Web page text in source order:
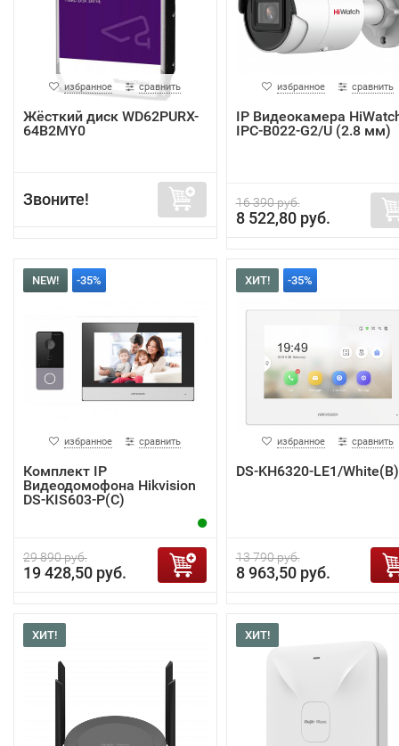
избранное сравнить
Жёсткий диск WD62PURX-
64B2MY0
Звоните!
избранное сравнить
IP Видеокамера
IPC-B022-G2/U (2.8 мм)
16 390 руб.
8 522,80 руб.
NEW! -35%
избранное сравнить
Комплект IP
Видеодомофона Hikvision
DS-KIS603-P(C)
29 890 руб.
19 428,50 руб.
ХИТ! -35%
избранное сравнить
DS-KH6320-LE1/White(B)
13 790 руб.
8 963,50 руб.
ХИТ! ХИТ!